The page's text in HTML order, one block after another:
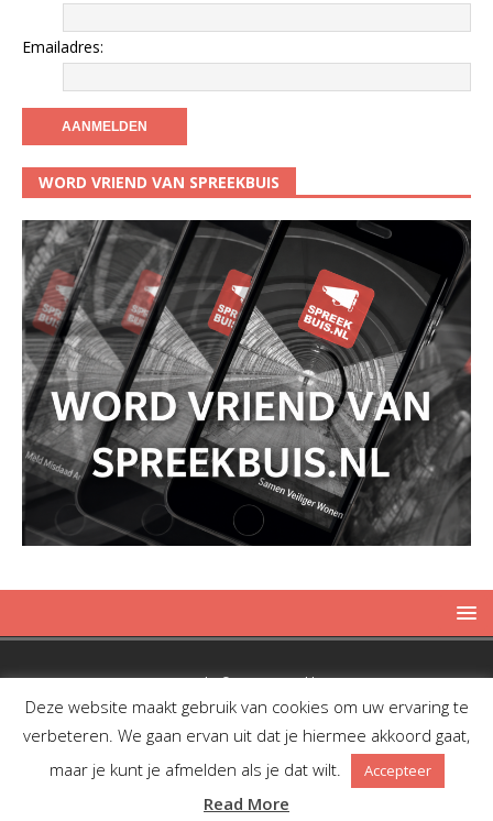
Emailadres:
WORD VRIEND VAN SPREEKBUIS
Copyright © 2019 Spreekbuis
Deze website maakt gebruik van cookies om uw ervaring te
verbeteren. We gaan ervan uit dat je hiermee akkoord gaat,
maar je kunt je afmelden als je dat wilt.
Accepteer
Read More